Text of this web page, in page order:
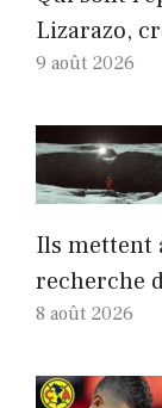
Lizarazo,
9 août 2026
Ils mettent
recherche
8 août 2026